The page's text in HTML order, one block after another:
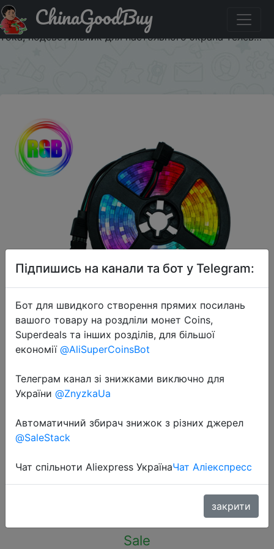
Акція на Светодиодная гибсветильник лента 1 м, 2 м, 3
м, 4 м, 5 м, Диодная лента SMD 2835, 5 в постоянного
тока, подсветильник для настольного экрана телев…
ChinaGoodBuy
Светодиодная гибсветильник
лента 1 м, 2 м, 3 м, 4 м, 5 м,
постоянного тока, подсветильник
для настольного экрана телев…
$1.37
Sale
Підпишись на канали та бот у Telegram:
Бот для швидкого створення прямих посилань
вашого товару на роздліли монет Coins,
Superdeals та інших розділів, для більшої
економії @AliSuperCoinsBot
Телеграм канал зі знижками виключно для
України @ZnyzkaUa
Автоматичний збирач знижок з різних джерел
@SaleStack
Чат спільноти Aliexpress УкраїнаЧат Аліекспресс
закрити